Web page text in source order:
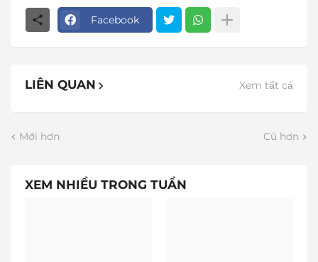
Facebook
LIÊN QUAN Xem tất cả
Mới hơn Cũ hơn
XEM NHIỀU TRONG TUẦN